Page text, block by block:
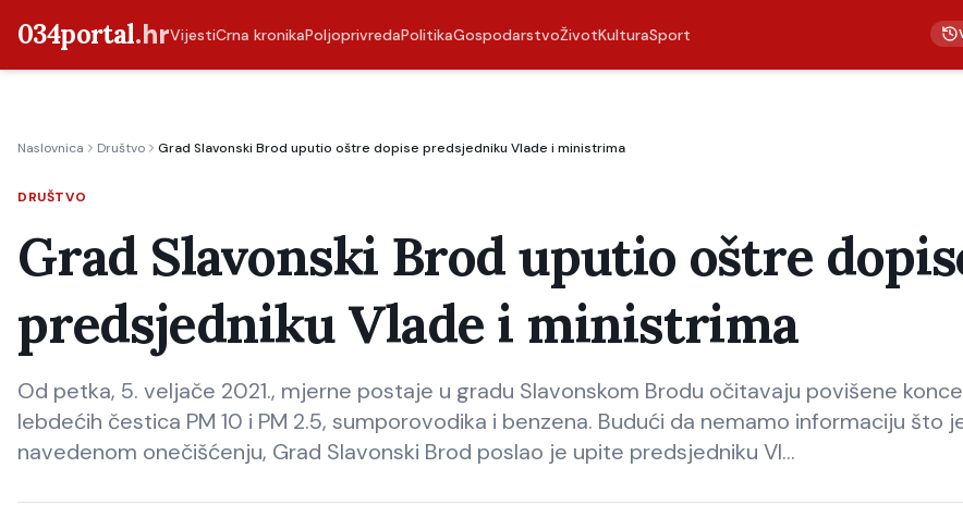
034portal.hrVijestiCrna kronikaPoljoprivredaPolitikaGospodarstvoŽivotKulturaSport
Naslovnica Društvo Grad Slavonski Brod uputio oštre dopise predsjedniku Vlade i ministrima
DRUŠTVO
Grad Slavonski Brod uputio oštre
predsjedniku Vlade i ministrima
Od petka, 5. veljače 2021., mjerne postaje u gradu Slavonskom Brodu očitavaju povišene
lebdećih čestica PM 10 i PM 2.5, sumporovodika i benzena. Budući da nemamo informaciju što
navedenom onečišćenju, Grad Slavonski Brod poslao je upite predsjedniku Vl…